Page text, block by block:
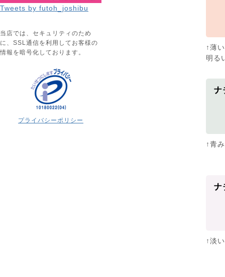
Tweets by futoh_joshibu
当店では、セキュリティのため
に、SSL通信を利用してお客様の
情報を暗号化しております。
プライバシーポリシー
↑薄
明る
↑青
↑淡